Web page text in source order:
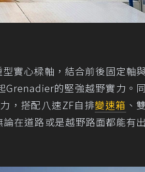
實心樑軸，結合前後固定軸與
Grenadier的堅強越野實力。同
，搭配八速ZF自排變速箱 、雙
在道路或是越野路面都能有出